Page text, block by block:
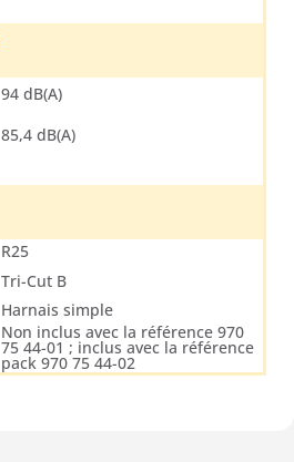
94 dB(A)
85,4 dB(A)
R25
Tri-Cut B
Harnais simple
Non inclus avec la référence 970
75 44-01 ; inclus avec la référence
pack 970 75 44-02